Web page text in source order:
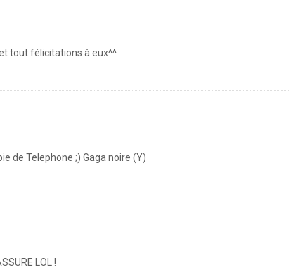
tout félicitations à eux^^
de Telephone ;) Gaga noire (Y)
LOL !